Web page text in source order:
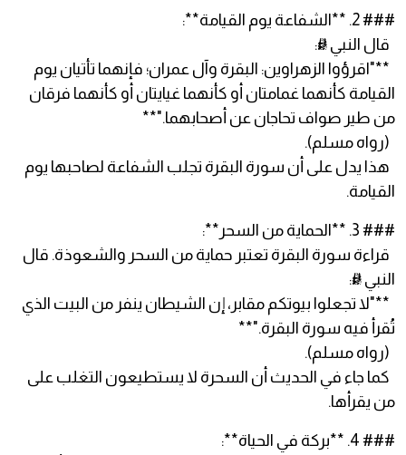
### 2. **الشفاعة يوم القيامة**:
قال النبي ﷺ:
**"اقرؤوا الزهراوين: البقرة وآل عمران؛ فإنهما تأتيان يوم
القيامة كأنهما غمامتان أو كأنهما غيايتان أو كأنهما فرقان
من طير صواف تحاجان عن أصحابهما."**
(رواه مسلم).
هذا يدل على أن سورة البقرة تجلب الشفاعة لصاحبها يوم
القيامة.
### 3. **الحماية من السحر**:
قراءة سورة البقرة تعتبر حماية من السحر والشعوذة. قال
النبي ﷺ:
**"لا تجعلوا بيوتكم مقابر، إن الشيطان ينفر من البيت الذي
تُقرأ فيه سورة البقرة."**
(رواه مسلم).
كما جاء في الحديث أن السحرة لا يستطيعون التغلب على
من يقرأها.
### 4. **بركة في الحياة**: